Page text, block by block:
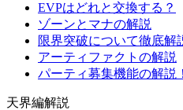
EVPはどれと交換する？
ゾーンとマナの解説
限界突破について徹底解
アーティファクトの解説
パーティ募集機能の解説！
天界編解説